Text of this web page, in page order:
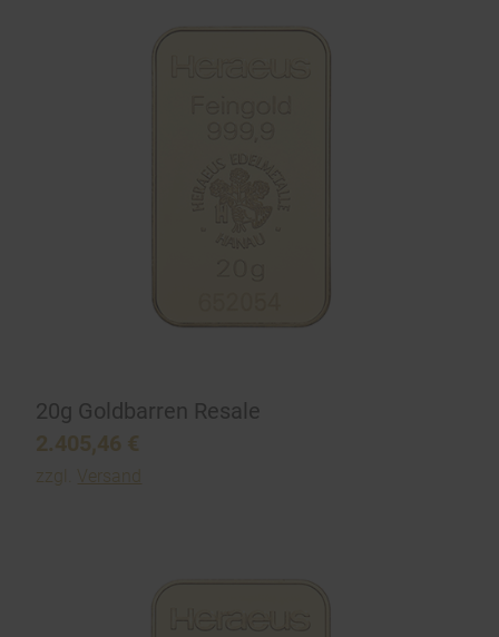
20g Goldbarren Resale
2.405,46 €
zzgl. Versand